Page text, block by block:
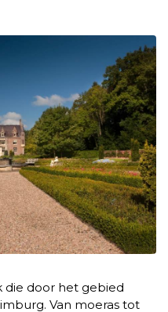
die door het gebied
Van moeras tot